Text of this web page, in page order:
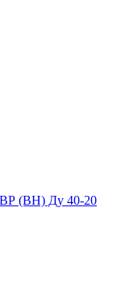
ВР (ВН) Ду 40-20